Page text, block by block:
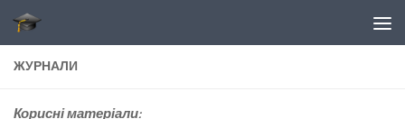
Skip to content
ЖУРНАЛИ
Корисні матеріали: